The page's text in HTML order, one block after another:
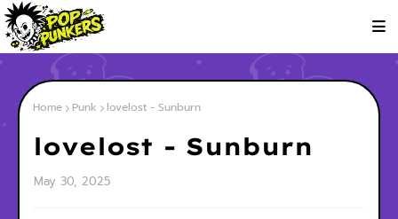
Home Punk lovelost - Sunburn
lovelost - Sunburn
May 30, 2025